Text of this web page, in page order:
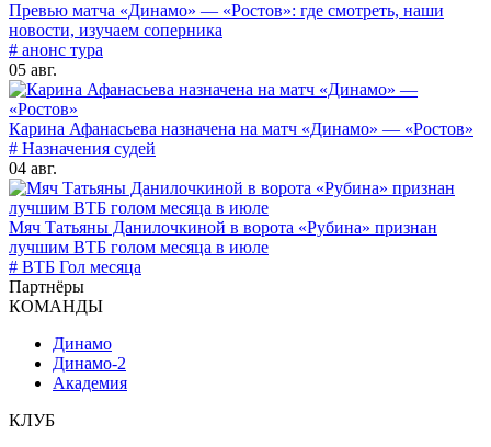
Превью матча «Динамо» — «Ростов»: где смотреть, наши
новости, изучаем соперника
# анонс тура
05 авг.
Карина Афанасьева назначена на матч «Динамо» — «Ростов»
# Назначения судей
04 авг.
Мяч Татьяны Данилочкиной в ворота «Рубина» признан
лучшим ВТБ голом месяца в июле
# ВТБ Гол месяца
Партнёры
КОМАНДЫ
Динамо
Динамо-2
Академия
КЛУБ